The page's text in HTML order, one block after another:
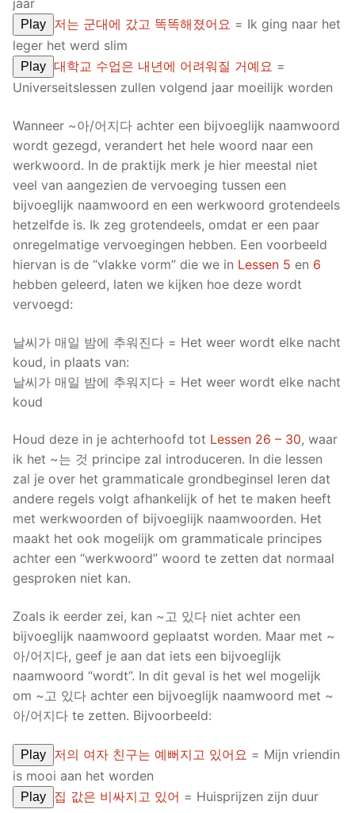
jaar
Play 저는 군대에 갔고 똑똑해졌어요 = Ik ging naar het
leger het werd slim
Play 대학교 수업은 내년에 어려워질 거예요 =
Universeitslessen zullen volgend jaar moeilijk worden
Wanneer ~아/어지다 achter een bijvoeglijk naamwoord
wordt gezegd, verandert het hele woord naar een
werkwoord. In de praktijk merk je hier meestal niet
veel van aangezien de vervoeging tussen een
bijvoeglijk naamwoord en een werkwoord grotendeels
hetzelfde is. Ik zeg grotendeels, omdat er een paar
onregelmatige vervoegingen hebben. Een voorbeeld
hiervan is de “vlakke vorm” die we in Lessen 5 en 6
hebben geleerd, laten we kijken hoe deze wordt
vervoegd:
날씨가 매일 밤에 추워진다 = Het weer wordt elke nacht
koud, in plaats van:
날씨가 매일 밤에 추워지다 = Het weer wordt elke nacht
koud
Houd deze in je achterhoofd tot Lessen 26 – 30, waar
ik het ~는 것 principe zal introduceren. In die lessen
zal je over het grammaticale grondbeginsel leren dat
andere regels volgt afhankelijk of het te maken heeft
met werkwoorden of bijvoeglijk naamwoorden. Het
maakt het ook mogelijk om grammaticale principes
achter een “werkwoord” woord te zetten dat normaal
gesproken niet kan.
Zoals ik eerder zei, kan ~고 있다 niet achter een
bijvoeglijk naamwoord geplaatst worden. Maar met ~
아/어지다, geef je aan dat iets een bijvoeglijk
naamwoord “wordt”. In dit geval is het wel mogelijk
om ~고 있다 achter een bijvoeglijk naamwoord met ~
아/어지다 te zetten. Bijvoorbeeld:
Play 저의 여자 친구는 예뻐지고 있어요 = Mijn vriendin
is mooi aan het worden
Play 집 값은 비싸지고 있어 = Huisprijzen zijn duur